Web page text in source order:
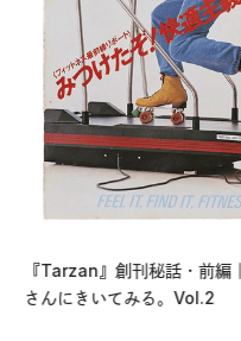
『Tarzan』創刊秘話・前編
さんにきいてみる。Vol.2